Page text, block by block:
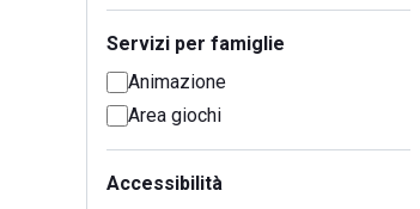
Servizi per famiglie
Animazione
Area giochi
Accessibilità